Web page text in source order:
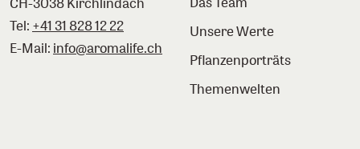
Tel: +41 31 828 12 22
E-Mail: info@aromalife.ch
Unsere Werte
Pflanzenporträts
Themenwelten